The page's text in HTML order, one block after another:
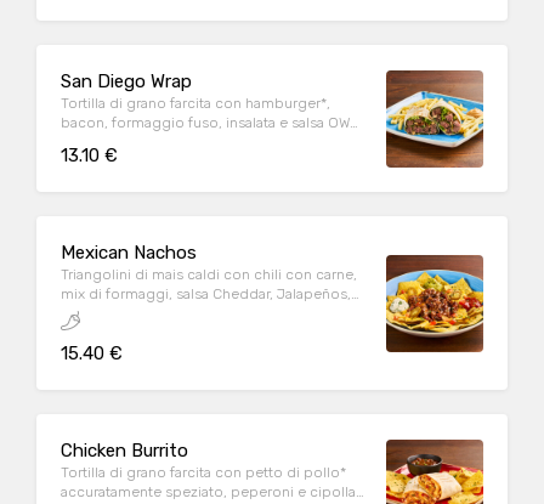
San Diego Wrap
Tortilla di grano farcita con hamburger*,
bacon, formaggio fuso, insalata e salsa OWW,
13.10 €
Mexican Nachos
Triangolini di mais caldi con chili con carne,
mix di formaggi, salsa Cheddar, Jalapeños,
pomodoro e prezzemolo fresco, serviti con
mix di salse (Guacamole, Messicana e sauce
Cream)
15.40 €
Chicken Burrito
Tortilla di grano farcita con petto di pollo*
accuratamente speziato, peperoni e cipolla